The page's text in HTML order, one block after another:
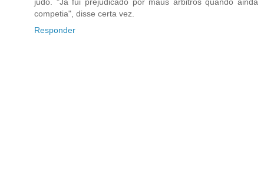
competia", disse certa vez.
Responder